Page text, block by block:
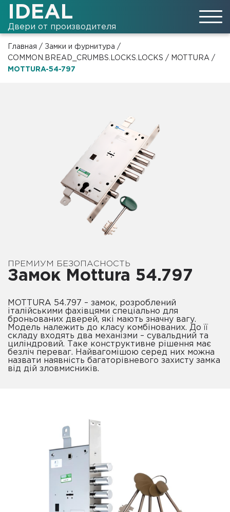
IDEAL
Двери от производителя
Главная / Замки и фурнитура /
COMMON.BREAD_CRUMBS.LOCKS.LOCKS / MOTTURA /
MOTTURA-54-797
ПРЕМИУМ БЕЗОПАСНОСТЬ
Замок Mottura 54.797
MOTTURA 54.797 – замок, розроблений
італійськими фахівцями спеціально для
броньованих дверей, які мають значну вагу.
Модель належить до класу комбінованих. До її
складу входять два механізми – сувальдний та
циліндровий. Таке конструктивне рішення має
безліч переваг. Найвагомішою серед них можна
назвати наявність багаторівневого захисту замка
від дій зловмисників.